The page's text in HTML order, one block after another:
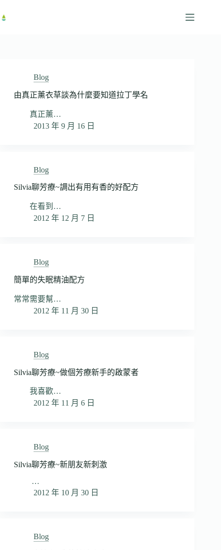
至
Blog
由真正薰衣草談為什麼要知道拉丁學名
真正薰…
2013 年 9 月 16 日
Blog
Silvia聊芳療~調出有用有香的好配方
在看到…
2012 年 12 月 7 日
Blog
簡單的失眠精油配方
常常需要幫…
2012 年 11 月 30 日
Blog
Silvia聊芳療~做個芳療新手的啟蒙者
我喜歡…
2012 年 11 月 6 日
Blog
Silvia聊芳療~新朋友新刺激
…
2012 年 10 月 30 日
Blog